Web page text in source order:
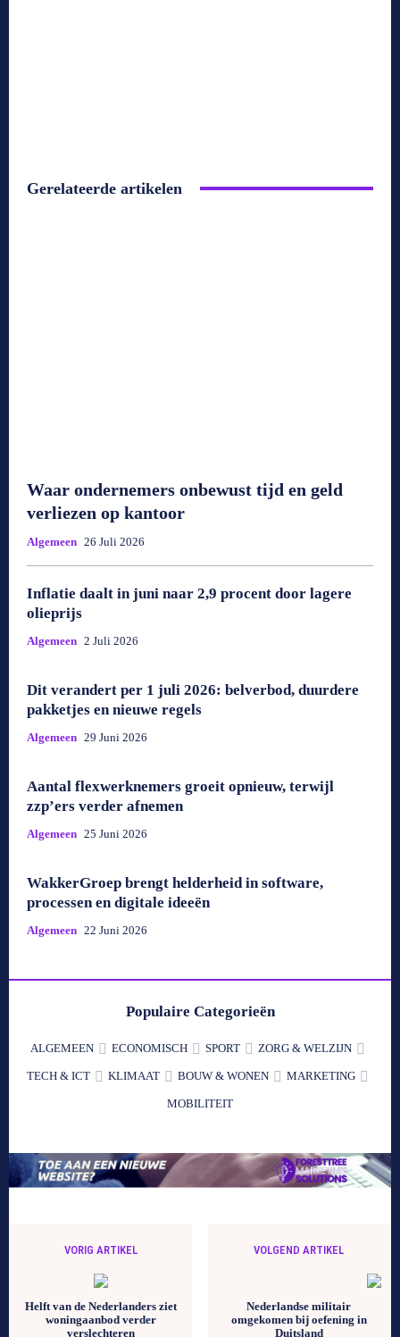
Gerelateerde artikelen
Waar ondernemers onbewust tijd en geld
verliezen op kantoor
Algemeen 26 Juli 2026
Inflatie daalt in juni naar 2,9 procent door lagere
olieprijs
Algemeen 2 Juli 2026
Dit verandert per 1 juli 2026: belverbod, duurdere
pakketjes en nieuwe regels
Algemeen 29 Juni 2026
Aantal flexwerknemers groeit opnieuw, terwijl
zzp’ers verder afnemen
Algemeen 25 Juni 2026
WakkerGroep brengt helderheid in software,
processen en digitale ideeën
Algemeen 22 Juni 2026
Populaire Categorieën
ALGEMEEN ECONOMISCH SPORT ZORG & WELZIJN
TECH & ICT KLIMAAT BOUW & WONEN MARKETING
MOBILITEIT
VORIG ARTIKEL
Helft van de Nederlanders ziet
woningaanbod verder
verslechteren
VOLGEND ARTIKEL
Nederlandse militair
omgekomen bij oefening in
Duitsland